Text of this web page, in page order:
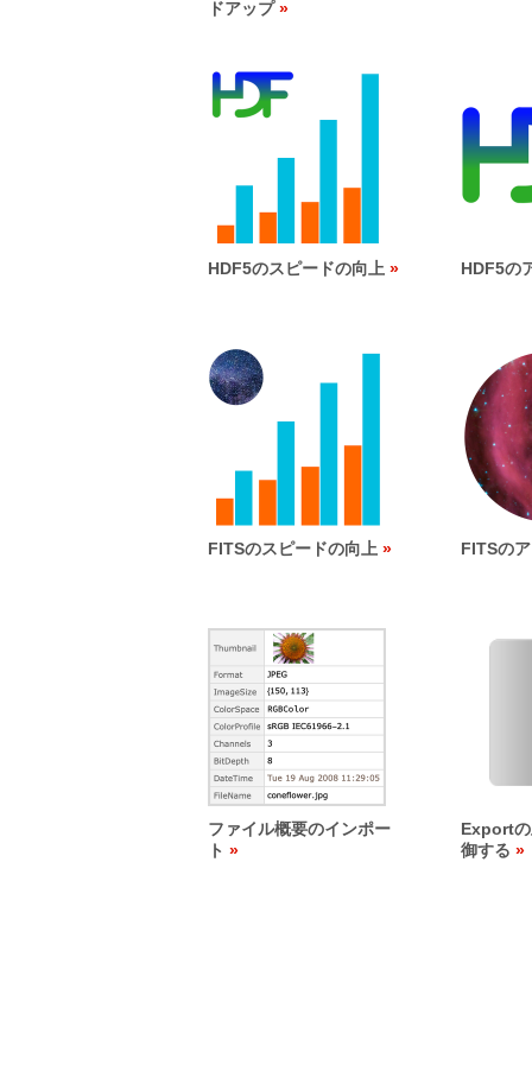
ドアップ
HDF5のスピードの向上 HDF5の
FITSのスピードの向上 FITSの
ファイル概要のインポー
ト
Export
御する